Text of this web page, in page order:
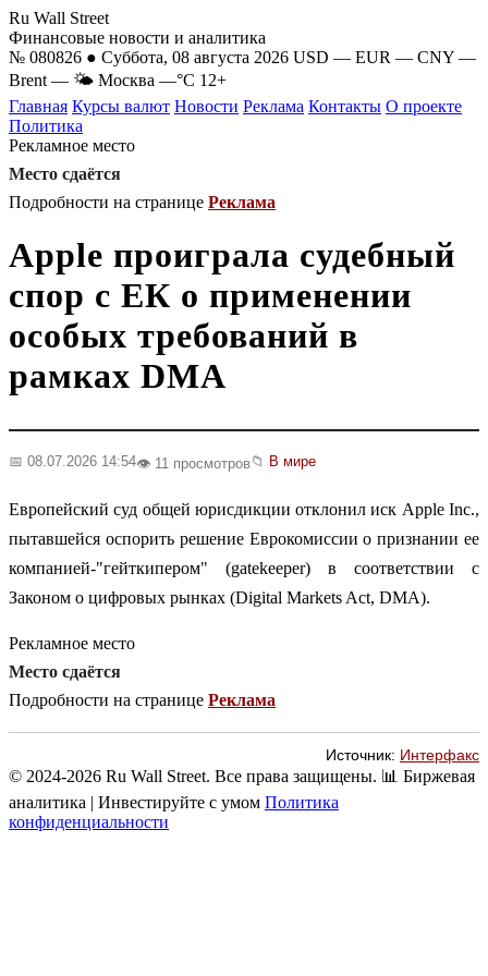
Ru Wall Street
Финансовые новости и аналитика
№ 080826 ● Суббота, 08 августа 2026 USD — EUR — CNY —
Brent — 🌤 Москва —°C 12+
Главная Курсы валют Новости Реклама Контакты О проекте
Политика
Рекламное место
Место сдаётся
Подробности на странице Реклама
Apple проиграла судебный
спор с ЕК о применении
особых требований в
рамках DMA
📅 08.07.2026 14:54👁️ 11 просмотров📁 В мире
Европейский суд общей юрисдикции отклонил иск Apple Inc.,
пытавшейся оспорить решение Еврокомиссии о признании ее
компанией-"гейткипером" (gatekeeper) в соответствии с
Законом о цифровых рынках (Digital Markets Act, DMA).
Рекламное место
Место сдаётся
Подробности на странице Реклама
Источник: Интерфакс
© 2024-2026 Ru Wall Street. Все права защищены. 📊 Биржевая
аналитика | Инвестируйте с умом Политика
конфиденциальности